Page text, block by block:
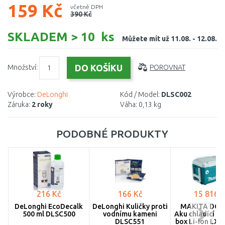
159 Kč včetně DPH
390 Kč
SKLADEM > 10 ks Můžete mít už 11.08. - 12.08.
Množství: POROVNAT
Výrobce: DeLonghi
Záruka: 2 roky
Kód / Model: DLSC002
Váha: 0,13 kg
PODOBNÉ PRODUKTY
216 Kč
DeLonghi EcoDecalk
500 ml DLSC500
166 Kč
DeLonghi Kuličky proti
vodnímu kameni
DLSC551
15 816
MAKITA
Aku chladící a
box Li-ion LXT